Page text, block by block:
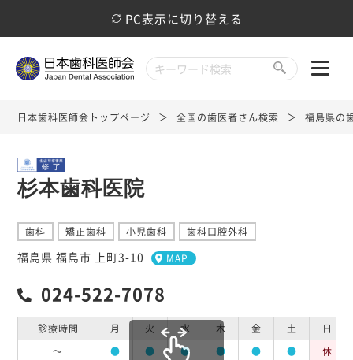
PC表示に切り替える
日本歯科医師会トップページ 全国の歯医者さん検索 福島県の
杉本歯科医院
歯科 矯正歯科 小児歯科 歯科口腔外科
福島県 福島市 上町3-10 MAP
024-522-7078
診療時間 月 火 水 木 金 土
日
～
● ● ● ● ● ●
休